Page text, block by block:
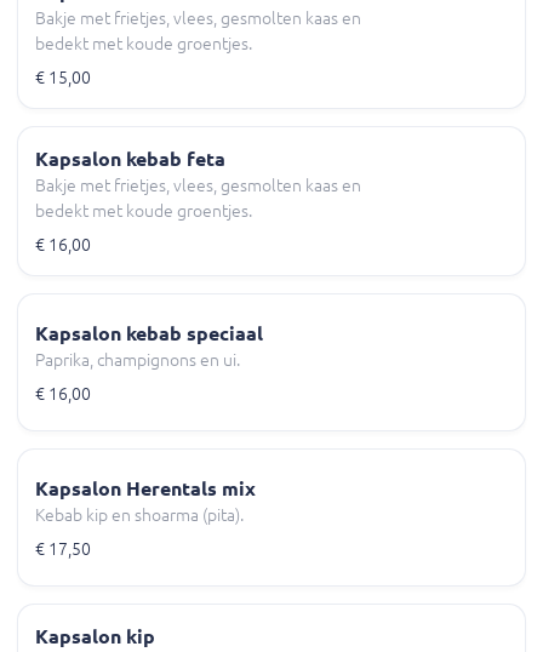
Bakje met frietjes, vlees, gesmolten kaas en
bedekt met koude groentjes.
€ 15,00
Kapsalon kebab feta
Bakje met frietjes, vlees, gesmolten kaas en
bedekt met koude groentjes.
€ 16,00
Kapsalon kebab speciaal
Paprika, champignons en ui.
€ 16,00
Kapsalon Herentals mix
Kebab kip en shoarma (pita).
€ 17,50
Kapsalon kip